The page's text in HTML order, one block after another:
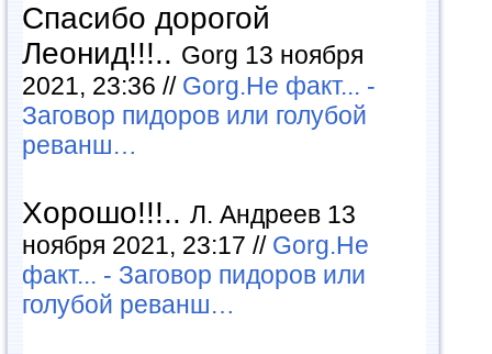
Спасибо дорогой
Леонид!!!.. Gorg 13 ноября
2021, 23:36 // Gorg.Не факт... -
Заговор пидоров или голубой
реванш…
Хорошо!!!.. Л. Андреев 13
ноября 2021, 23:17 // Gorg.Не
факт... - Заговор пидоров или
голубой реванш…